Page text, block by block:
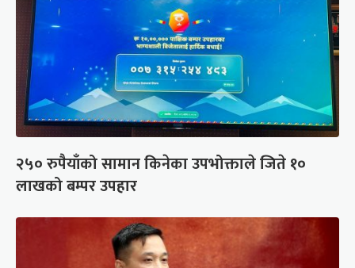
२५० रुपैयाँको सामान किनेका उपभोक्ताले जिते १०
लाखको बम्पर उपहार